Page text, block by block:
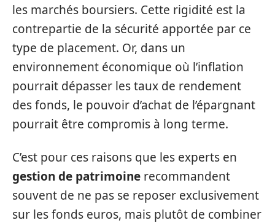
les marchés boursiers. Cette rigidité est la
contrepartie de la sécurité apportée par ce
type de placement. Or, dans un
environnement économique où l’inflation
pourrait dépasser les taux de rendement
des fonds, le pouvoir d’achat de l’épargnant
pourrait être compromis à long terme.
C’est pour ces raisons que les experts en
gestion de patrimoine recommandent
souvent de ne pas se reposer exclusivement
sur les fonds euros, mais plutôt de combiner